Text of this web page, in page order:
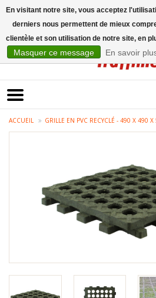
ACCUEIL GRILLE EN PVC RECYCLÉ - 490 X 490
En visitant notre site, vous acceptez
derniers nous permettent de mieux
clientèle et son utilisation de notre site, en
Masquer ce message En savoir